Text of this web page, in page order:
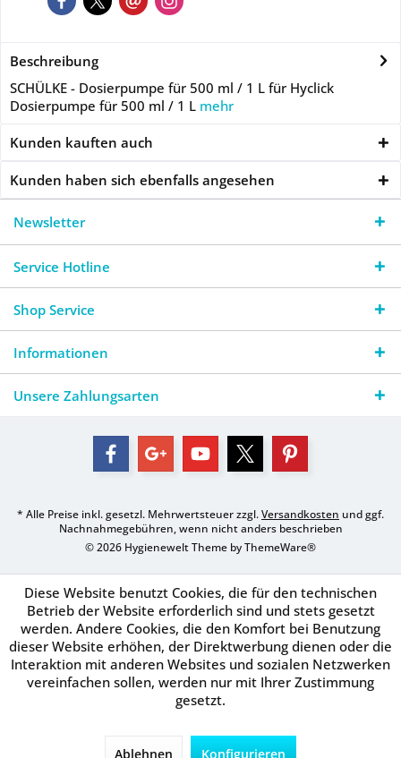
Beschreibung
SCHÜLKE - Dosierpumpe für 500 ml / 1 L für Hyclick
Dosierpumpe für 500 ml / 1 L mehr
Kunden kauften auch
Kunden haben sich ebenfalls angesehen
Newsletter
Service Hotline
Shop Service
Informationen
Unsere Zahlungsarten
* Alle Preise inkl. gesetzl. Mehrwertsteuer zzgl.Versandkosten und ggf.
Nachnahmegebühren, wenn nicht anders beschrieben
© 2026 Hygienewelt Theme byThemeWare®
Diese Website benutzt Cookies, die für den technischen
Betrieb der Website erforderlich sind und stets gesetzt
werden. Andere Cookies, die den Komfort bei Benutzung
dieser Website erhöhen, der Direktwerbung dienen oder die
Interaktion mit anderen Websites und sozialen Netzwerken
vereinfachen sollen, werden nur mit Ihrer Zustimmung
gesetzt.
Ablehnen Konfigurieren